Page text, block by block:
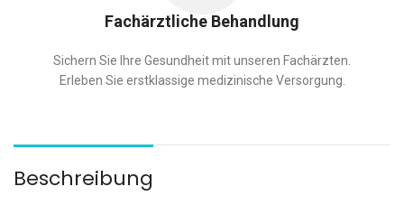
Fachärztliche Behandlung
Sichern Sie Ihre Gesundheit mit unseren Fachärzten.
Erleben Sie erstklassige medizinische Versorgung.
Beschreibung